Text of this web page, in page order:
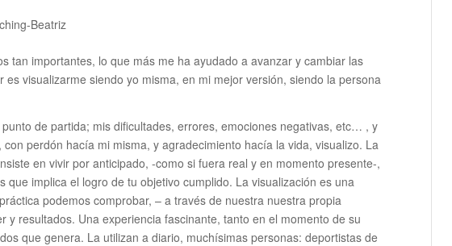
tan importantes, lo que más me ha ayudado a avanzar y cambiar las
es visualizarme siendo yo misma, en mi mejor versión, siendo la persona
de partida; mis dificultades, errores, emociones negativas, etc… , y
perdón hacía mi misma, y agradecimiento hacía la vida, visualizo. La
en vivir por anticipado, -como si fuera real y en momento presente-,
que implica el logro de tu objetivo cumplido. La visualización es una
podemos comprobar, – a través de nuestra nuestra propia
y resultados. Una experiencia fascinante, tanto en el momento de su
que genera. La utilizan a diario, muchísimas personas: deportistas de